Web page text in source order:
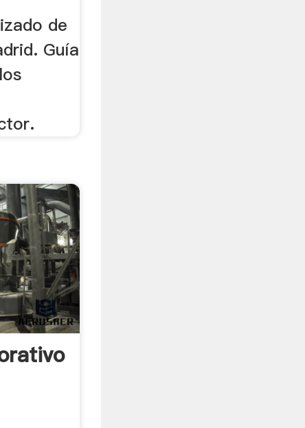
de
Guía